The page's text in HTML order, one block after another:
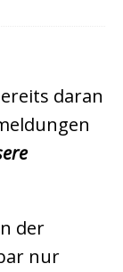
daran
der
nur